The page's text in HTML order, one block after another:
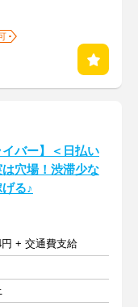
イバー】＜日払い
穴場！渋滞少な
る♪
円 + 交通費支給